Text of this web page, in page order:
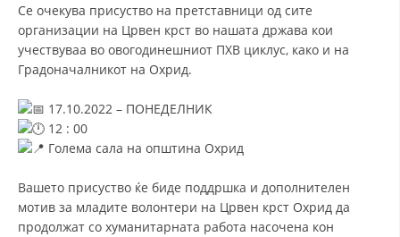
ОРГАНИЗАЦИЈА И РАЗВОЈ
РАКОВОДЕН ОДБОР
СОБРАНИЕ
MЕЃУНАРОДНО ХУМАНИТАРНО ПРАВО
Се очекува присуство на претставници од сите
организации на Црвен крст во нашата држава кои
учествуваа во овогодинешниот ПХВ циклус, како и на
Градоначалникот на Охрид.
17.10.2022 – ПОНЕДЕЛНИК
12 : 00
Голема сала на општина Охрид
Вашето присуство ќе биде поддршка и дополнителен
мотив за младите волонтери на Црвен крст Охрид да
продолжат со хуманитарната работа насочена кон